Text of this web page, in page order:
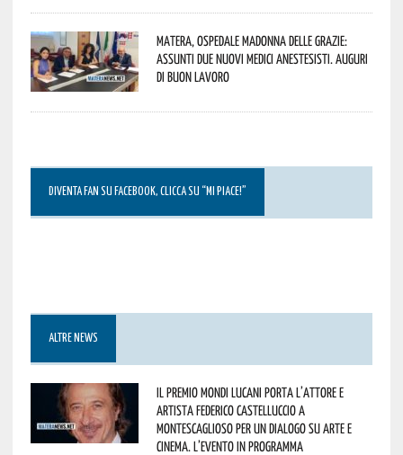
Matera, Ospedale Madonna delle Grazie:
assunti due nuovi medici anestesisti. Auguri
di buon lavoro
DIVENTA FAN SU FACEBOOK, CLICCA SU “MI PIACE!”
ALTRE NEWS
Il Premio Mondi Lucani porta l’attore e
artista Federico Castelluccio a
Montescaglioso per un dialogo su arte e
cinema. L’evento in programma